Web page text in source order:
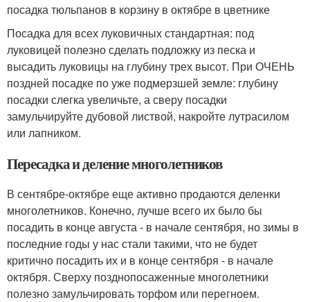
посадка тюльпанов в корзину в октябре в цветнике
Посадка для всех луковичных стандартная: под
луковицей полезно сделать подложку из песка и
высадить луковицы на глубину трех высот. При ОЧЕНЬ
поздней посадке по уже подмерзшей земле: глубину
посадки слегка увеличьте, а сверу посадки
замульчируйте дубовой листвой, накройте лутрасилом
или лапником.
Пересадка и деление многолетников
В сентябре-октябре еще активно продаются деленки
многолетников. Конечно, лучше всего их было бы
посадить в конце августа - в начале сентября, но зимы в
последние годы у нас стали такими, что не будет
критично посадить их и в конце сентября - в начале
октября. Сверху позднопосаженные многолетники
полезно замульчировать торфом или перегноем.